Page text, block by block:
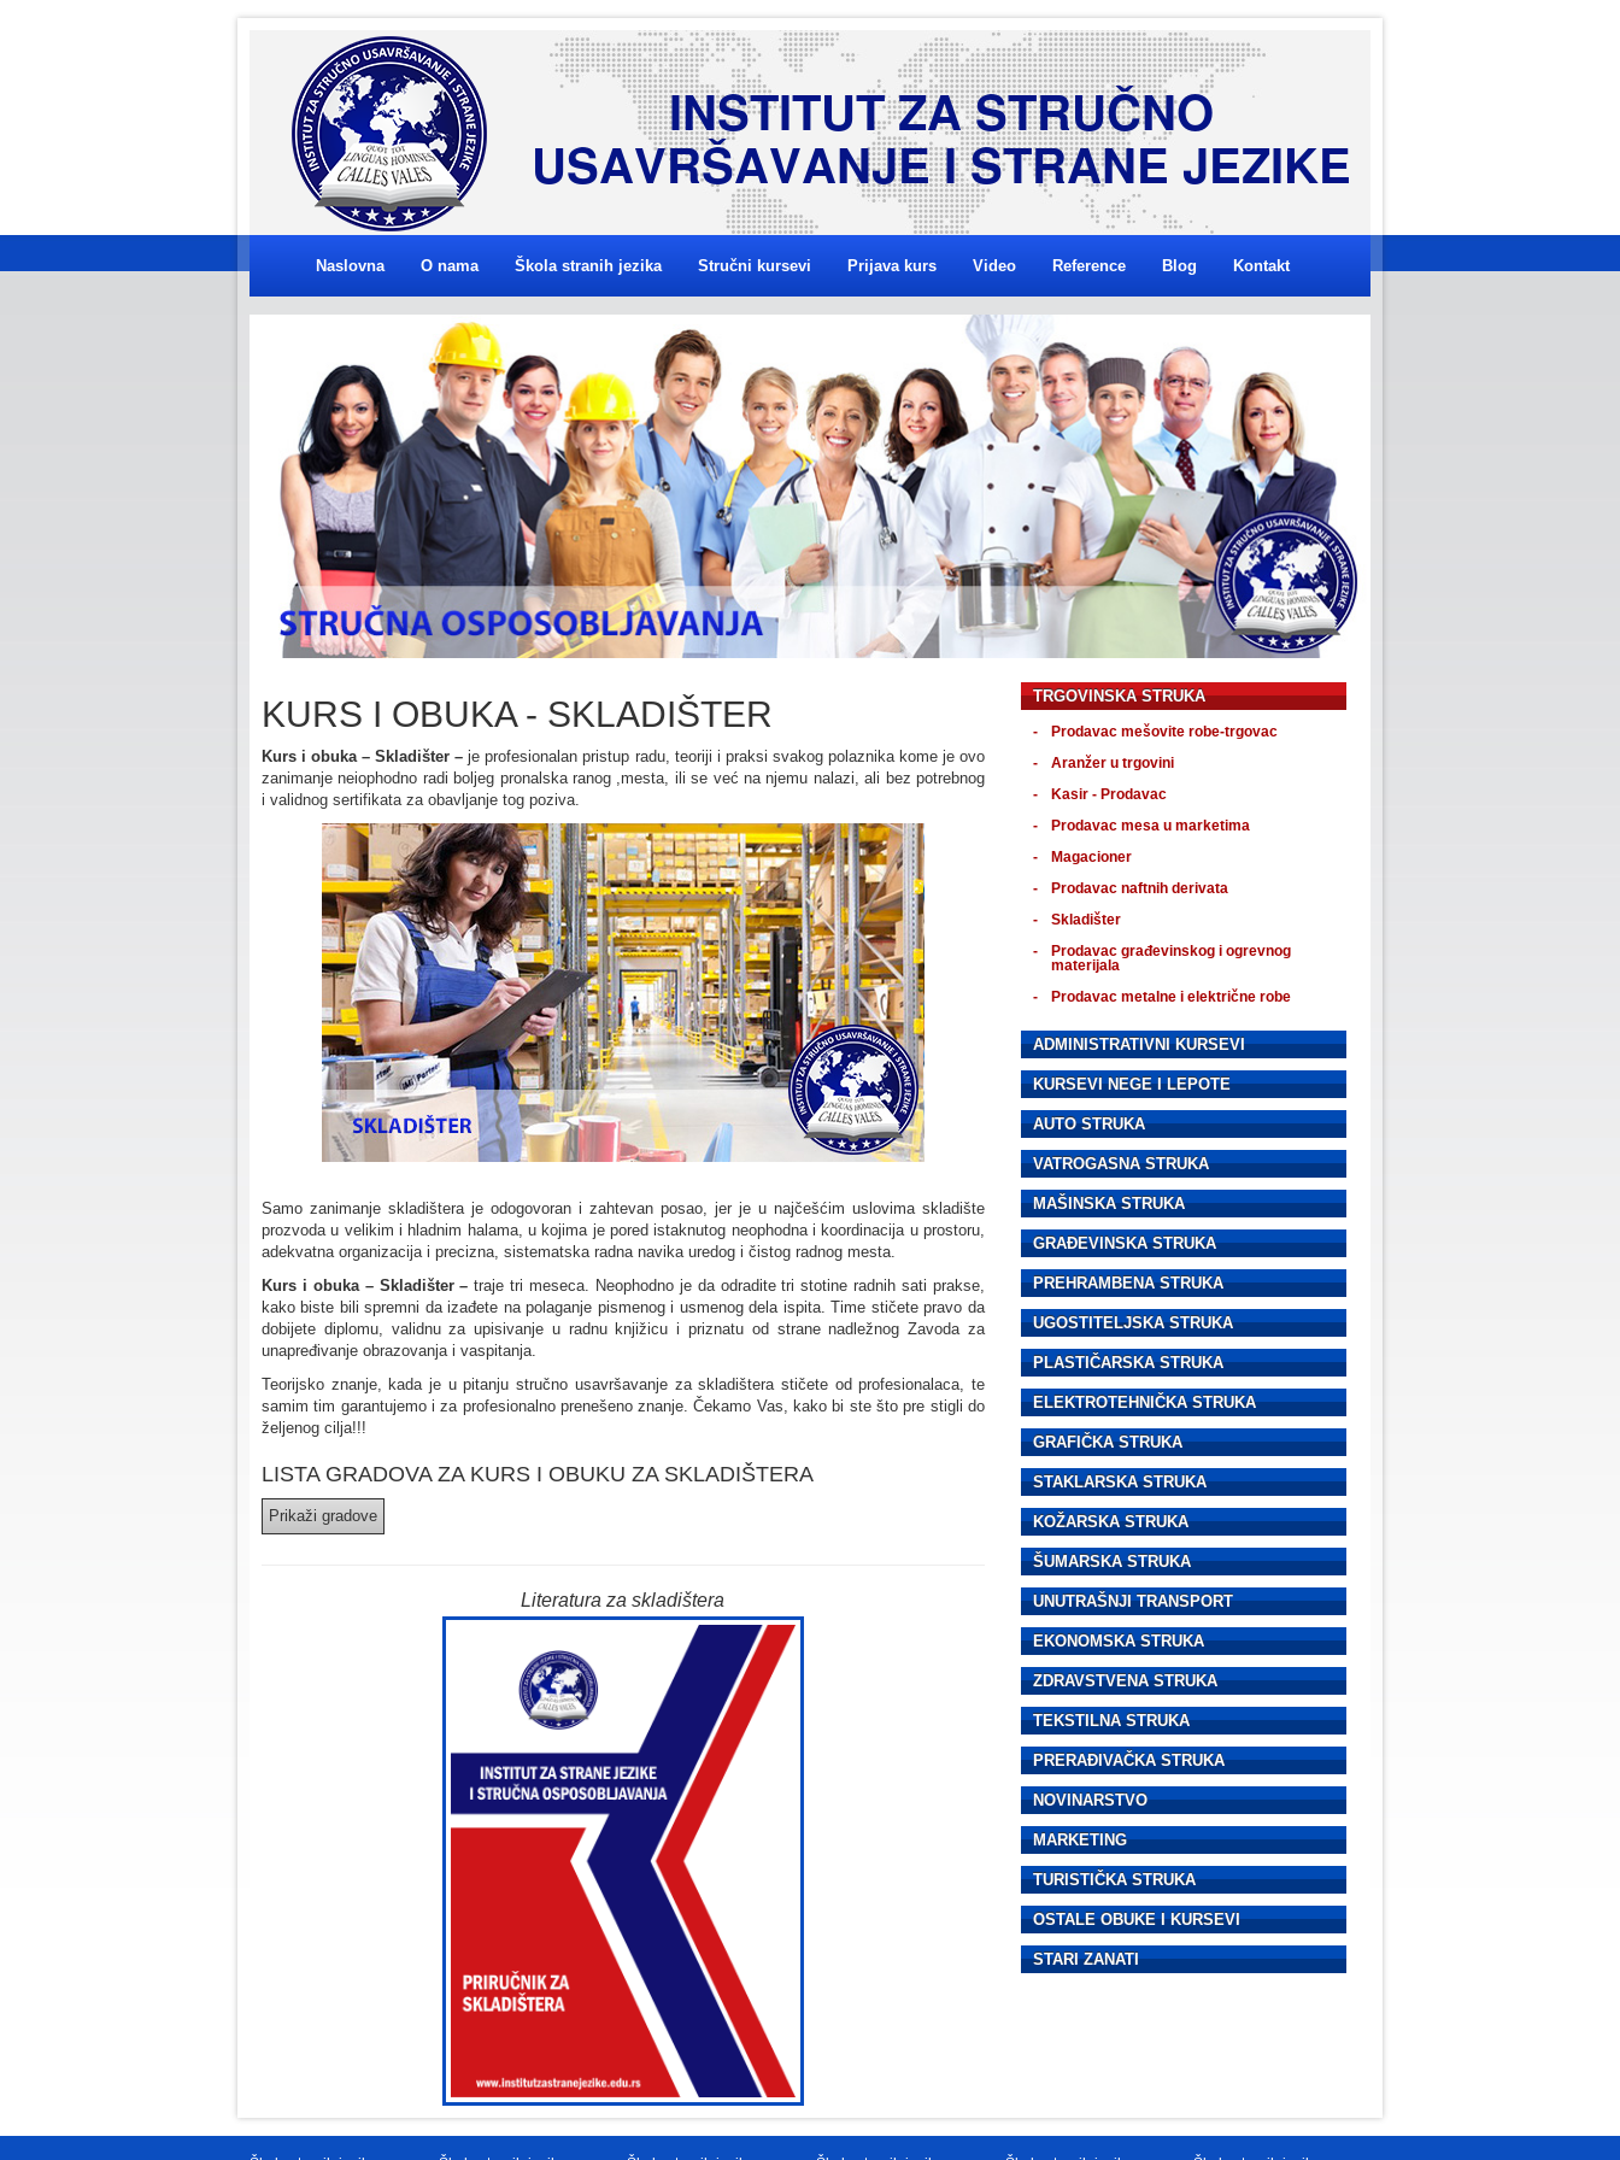
INSTITUTZA STRUČNO
USAVRŠAVANJEISTRANE JEZIKE
Naslovna O nama Škola stranih jezika Stručni kursevi Prijava kurs Video Reference Blog Kontakt
KURS I OBUKA - SKLADIŠTER
Kurs i obuka – Skladišter – je profesionalan pristup radu, teoriji i praksi svakog polaznika kome je ovo
zanimanje neiophodno radi boljeg pronalska ranog ,mesta, ili se već na njemu nalazi, ali bez potrebnog
i validnog sertifikata za obavljanje tog poziva.
Samo zanimanje skladištera je odogovoran i zahtevan posao, jer je u najčešćim uslovima skladište
prozvoda u velikim i hladnim halama, u kojima je pored istaknutog neophodna i koordinacija u prostoru,
adekvatna organizacija i precizna, sistematska radna navika uredog i čistog radnog mesta.
Kurs i obuka – Skladišter – traje tri meseca. Neophodno je da odradite tri stotine radnih sati prakse,
kako biste bili spremni da izađete na polaganje pismenog i usmenog dela ispita. Time stičete pravo da
dobijete diplomu, validnu za upisivanje u radnu knjižicu i priznatu od strane nadležnog Zavoda za
unapređivanje obrazovanja i vaspitanja.
Teorijsko znanje, kada je u pitanju stručno usavršavanje za skladištera stičete od profesionalaca, te
samim tim garantujemo i za profesionalno prenešeno znanje. Čekamo Vas, kako bi ste što pre stigli do
željenog cilja!!!
LISTA GRADOVA ZA KURS I OBUKU ZA SKLADIŠTERA
Literatura za skladištera
TRGOVINSKA STRUKA
Prodavac mešovite robe-trgovac
Aranžer u trgovini
Kasir - Prodavac
Prodavac mesa u marketima
Magacioner
Prodavac naftnih derivata
Skladišter
Prodavac građevinskog i ogrevnog
materijala
Prodavac metalne i električne robe
ADMINISTRATIVNI KURSEVI
KURSEVI NEGE I LEPOTE
AUTO STRUKA
VATROGASNA STRUKA
MAŠINSKA STRUKA
GRAĐEVINSKA STRUKA
PREHRAMBENA STRUKA
UGOSTITELJSKA STRUKA
PLASTIČARSKA STRUKA
ELEKTROTEHNIČKA STRUKA
GRAFIČKA STRUKA
STAKLARSKA STRUKA
KOŽARSKA STRUKA
ŠUMARSKA STRUKA
UNUTRAŠNJI TRANSPORT
EKONOMSKA STRUKA
ZDRAVSTVENA STRUKA
TEKSTILNA STRUKA
PRERAĐIVAČKA STRUKA
NOVINARSTVO
MARKETING
TURISTIČKA STRUKA
OSTALE OBUKE I KURSEVI
STARI ZANATI